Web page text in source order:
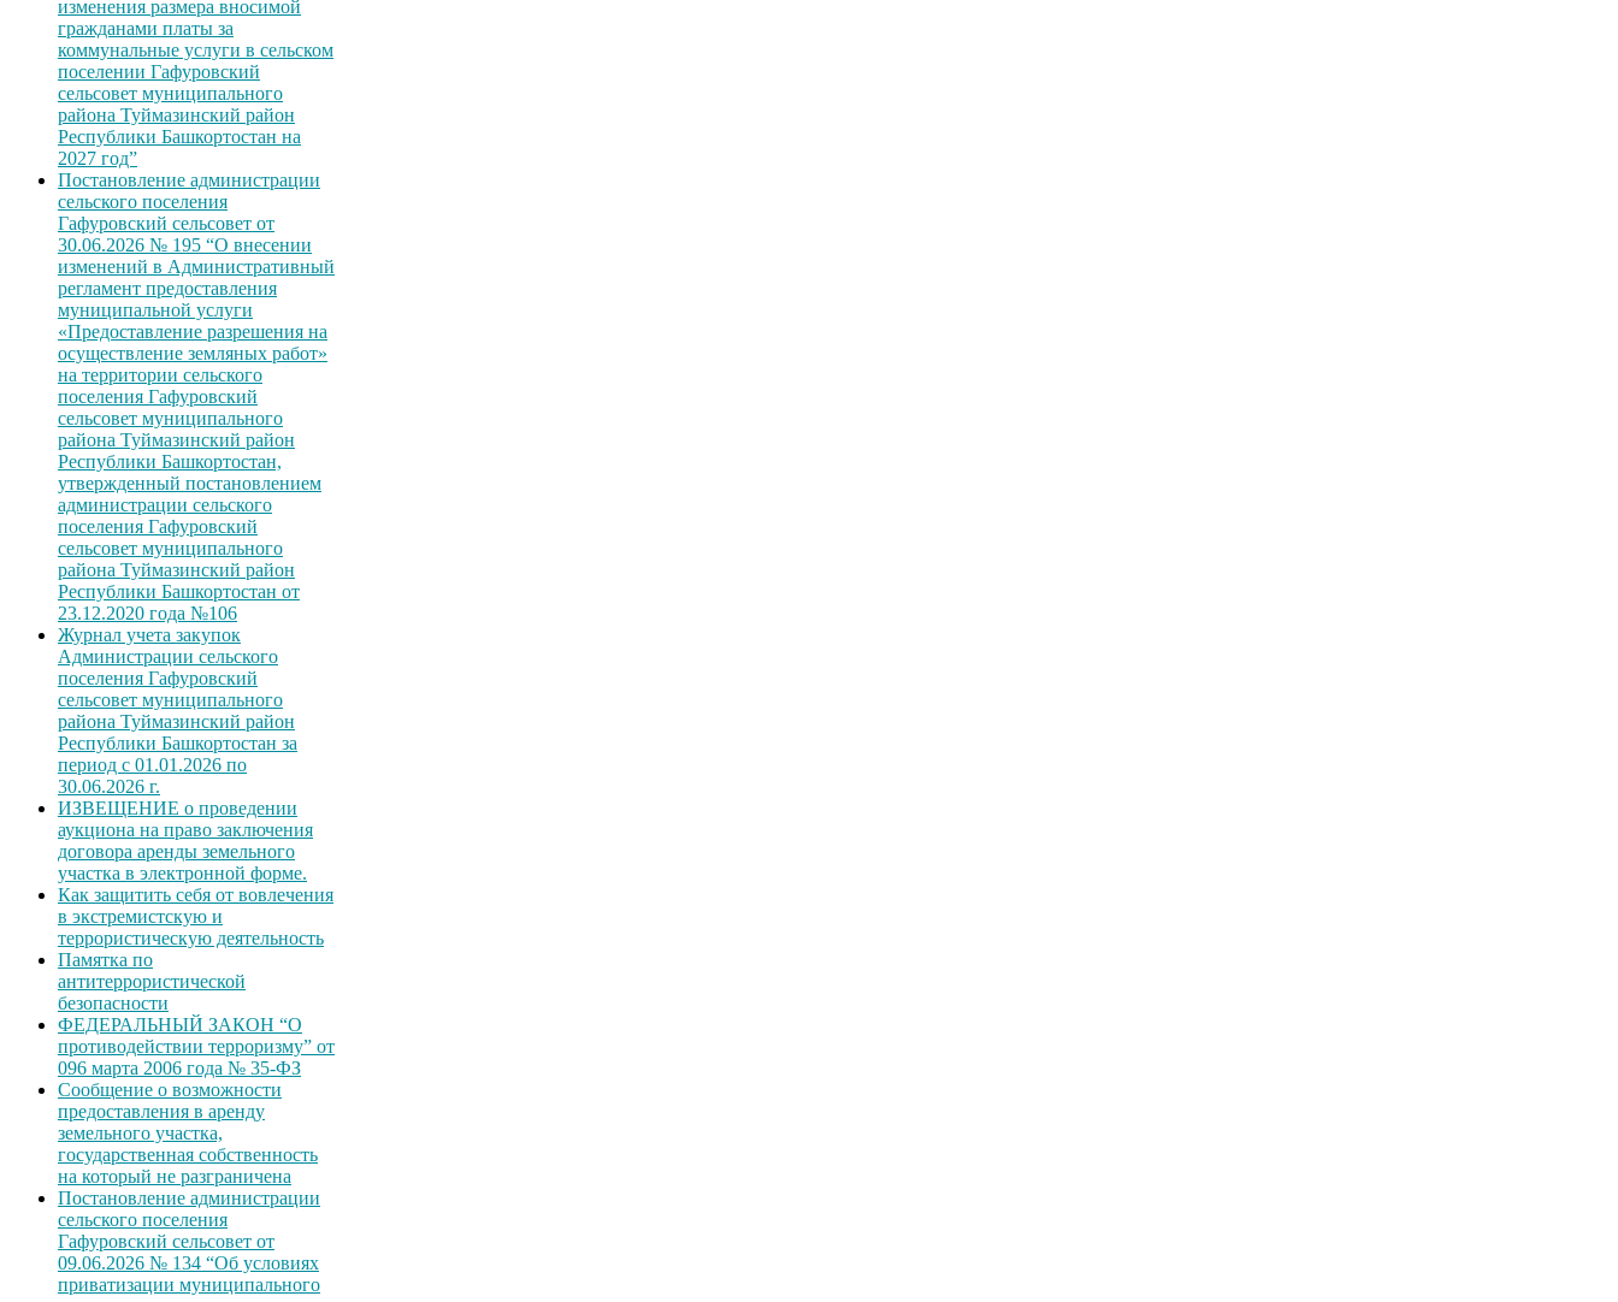
изменения размера вносимой
гражданами платы за
коммунальные услуги в сельском
поселении Гафуровский
сельсовет муниципального
района Туймазинский район
Республики Башкортостан на
2027 год”
Постановление администрации
сельского поселения
Гафуровский сельсовет от
30.06.2026 № 195 “О внесении
изменений в Административный
регламент предоставления
муниципальной услуги
«Предоставление разрешения на
осуществление земляных работ»
на территории сельского
поселения Гафуровский
сельсовет муниципального
района Туймазинский район
Республики Башкортостан,
утвержденный постановлением
администрации сельского
поселения Гафуровский
сельсовет муниципального
района Туймазинский район
Республики Башкортостан от
23.12.2020 года №106
Журнал учета закупок
Администрации сельского
поселения Гафуровский
сельсовет муниципального
района Туймазинский район
Республики Башкортостан за
период с 01.01.2026 по
30.06.2026 г.
ИЗВЕЩЕНИЕ о проведении
аукциона на право заключения
договора аренды земельного
участка в электронной форме.
Как защитить себя от вовлечения
в экстремистскую и
террористическую деятельность
Памятка по
антитеррористической
безопасности
ФЕДЕРАЛЬНЫЙ ЗАКОН “О
противодействии терроризму” от
096 марта 2006 года № 35-ФЗ
Сообщение о возможности
предоставления в аренду
земельного участка,
государственная собственность
на который не разграничена
Постановление администрации
сельского поселения
Гафуровский сельсовет от
09.06.2026 № 134 “Об условиях
приватизации муниципального